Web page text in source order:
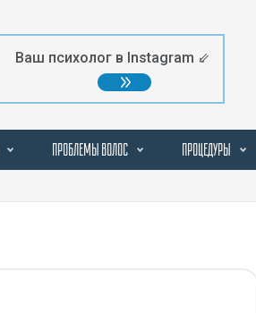
Ваш психолог в Instagram ⇙
ПРОБЛЕМЫ ВОЛОС ПРОЦЕДУРЫ